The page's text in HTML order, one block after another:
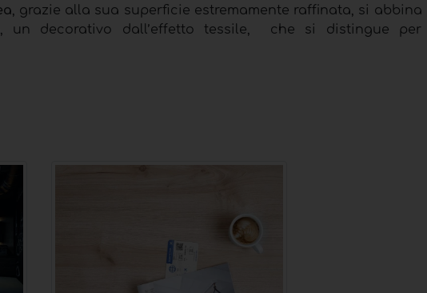
, grazie alla sua superficie estremamente raffinata, si abbina
, un decorativo dall’effetto tessile, che si distingue